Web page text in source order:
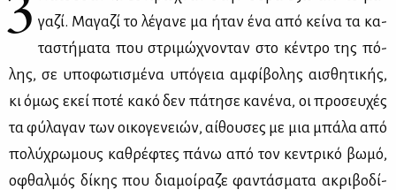
γα­ζί. Μα­γα­ζί το λέ­γα­νε μα ήταν ένα από κεί­να τα κα­
τα­στή­μα­τα που στρι­μώ­χνο­νταν στο κέ­ντρο της πό­
λης, σε υπο­φω­τι­σμέ­να υπό­γεια αμ­φί­βο­λης αι­σθη­τι­κής,
κι όμως εκεί πο­τέ κα­κό δεν πά­τη­σε κα­νέ­να, οι προ­σευ­χές
τα φύ­λα­γαν των οι­κο­γε­νειών, αί­θου­σες με μια μπά­λα από
πο­λύ­χρω­μους κα­θρέ­φτες πά­νω από τον κε­ντρι­κό βω­μό,
οφθαλ­μός δί­κης που δια­μοί­ρα­ζε φα­ντά­σμα­τα ακρι­βο­δί­